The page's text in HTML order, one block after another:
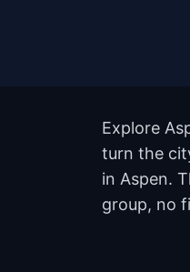
Explore
turn the
in Aspen.
group, no